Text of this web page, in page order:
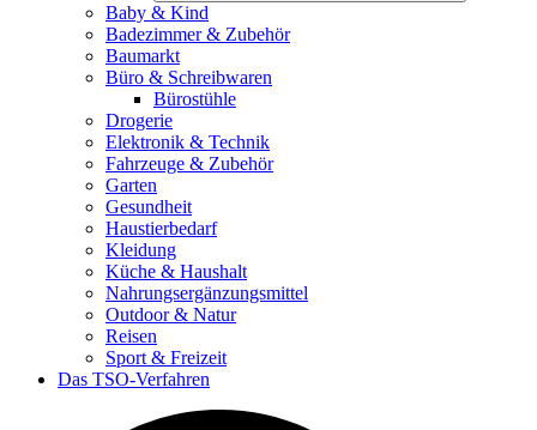
Baby & Kind
Badezimmer & Zubehör
Baumarkt
Büro & Schreibwaren
Bürostühle
Drogerie
Elektronik & Technik
Fahrzeuge & Zubehör
Garten
Gesundheit
Haustierbedarf
Kleidung
Küche & Haushalt
Nahrungsergänzungsmittel
Outdoor & Natur
Reisen
Sport & Freizeit
Das TSO-Verfahren